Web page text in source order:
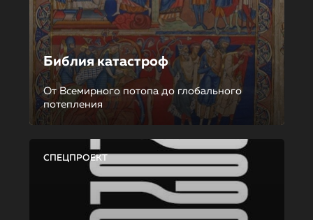
Библия катастроф
От Всемирного потопа до глобального
потепления
СПЕЦПРОЕКТ